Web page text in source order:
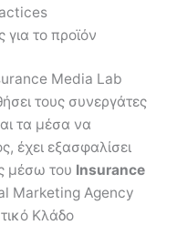
το προϊόν
Media Lab
τους συνεργάτες
τα μέσα να
έχει εξασφαλίσει
μέσω του Insurance
Marketing Agency
Κλάδο